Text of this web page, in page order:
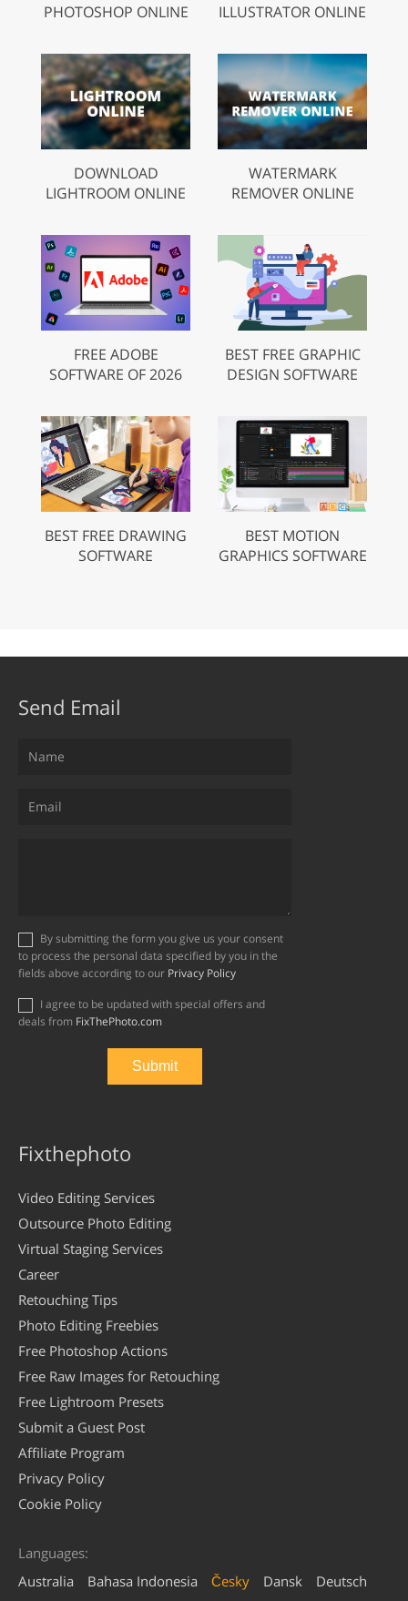
PHOTOSHOP ONLINE ILLUSTRATOR ONLINE
DOWNLOAD
LIGHTROOM ONLINE
WATERMARK
REMOVER ONLINE
FREE ADOBE
SOFTWARE OF 2026
BEST FREE GRAPHIC
DESIGN SOFTWARE
BEST FREE DRAWING
SOFTWARE
BEST MOTION
GRAPHICS SOFTWARE
Send Email
to process the personal data specified by you in the
fields above according to our Privacy Policy
deals from FixThePhoto.com
Fixthephoto
Video Editing Services
Outsource Photo Editing
Virtual Staging Services
Career
Retouching Tips
Photo Editing Freebies
Free Photoshop Actions
Free Raw Images for Retouching
Free Lightroom Presets
Submit a Guest Post
Affiliate Program
Privacy Policy
Cookie Policy
Languages:
Australia
Bahasa Indonesia Česky Dansk
Deutsch